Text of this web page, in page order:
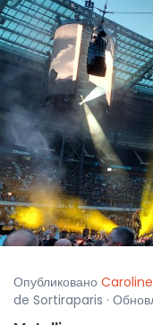
Опубликовано
de Sortiraparis ·